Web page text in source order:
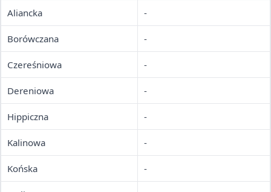
Aliancka -
Borówczana -
Czereśniowa -
Dereniowa -
Hippiczna -
Kalinowa -
Końska -